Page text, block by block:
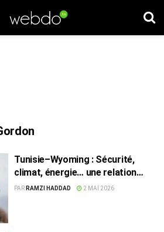
Tunisie–Wyoming : Sécurité,
climat, énergie… une relation
ancienne qui se réinvente
PAR RAMZI HADDAD 2 MAI 2026